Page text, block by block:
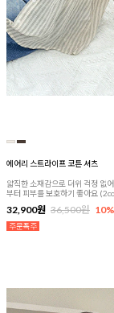
에어리 스트라이프 코튼 셔츠
얇직한 소재감으로 더위 걱정 없
부터 피부를 보호하기 좋아요
32,900원 36,500원 10%